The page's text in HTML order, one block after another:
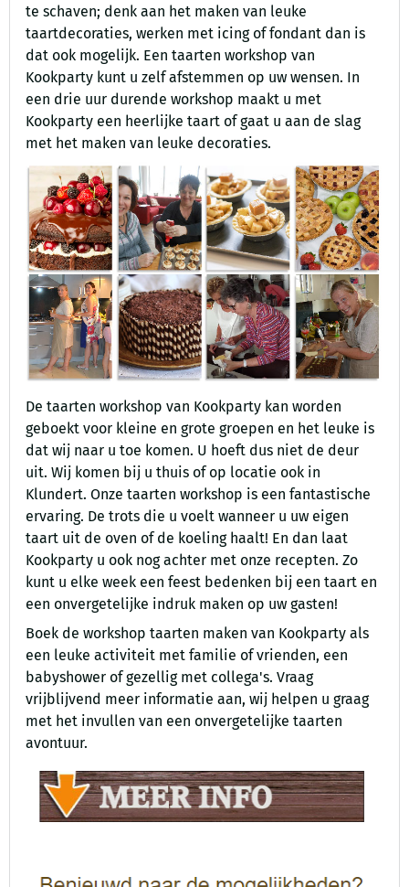
te schaven; denk aan het maken van leuke
taartdecoraties, werken met icing of fondant dan is
dat ook mogelijk. Een taarten workshop van
Kookparty kunt u zelf afstemmen op uw wensen. In
een drie uur durende workshop maakt u met
Kookparty een heerlijke taart of gaat u aan de slag
met het maken van leuke decoraties.
De taarten workshop van Kookparty kan worden
geboekt voor kleine en grote groepen en het leuke is
dat wij naar u toe komen. U hoeft dus niet de deur
uit. Wij komen bij u thuis of op locatie ook in
Klundert. Onze taarten workshop is een fantastische
ervaring. De trots die u voelt wanneer u uw eigen
taart uit de oven of de koeling haalt! En dan laat
Kookparty u ook nog achter met onze recepten. Zo
kunt u elke week een feest bedenken bij een taart en
een onvergetelijke indruk maken op uw gasten!
Boek de workshop taarten maken van Kookparty als
een leuke activiteit met familie of vrienden, een
babyshower of gezellig met collega's. Vraag
vrijblijvend meer informatie aan, wij helpen u graag
met het invullen van een onvergetelijke taarten
avontuur.